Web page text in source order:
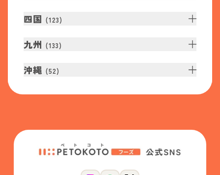
四国 (123)
九州 (133)
沖縄 (52)